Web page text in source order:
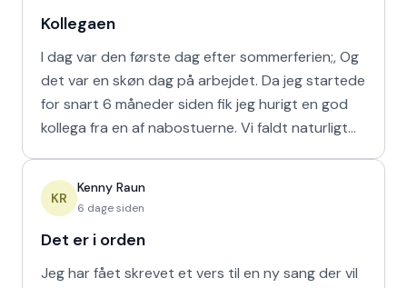
Kollegaen
I dag var den første dag efter sommerferien;, Og
det var en skøn dag på arbejdet. Da jeg startede
for snart 6 måneder siden fik jeg hurigt en god
kollega fra en af nabostuerne. Vi faldt naturligt
KR
Kenny Raun
6 dage siden
Det er i orden
Jeg har fået skrevet et vers til en ny sang der vil